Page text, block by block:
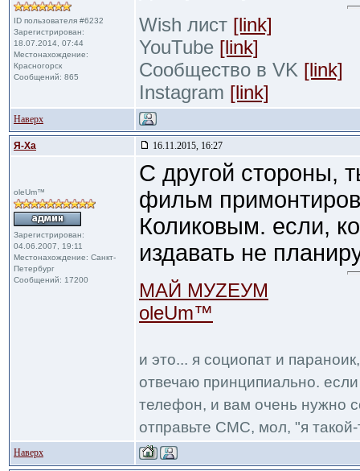
ID пользователя #6232
Зарегистрирован:
18.07.2014, 07:44
Местонахождение:
Красногорск
Сообщений: 865
Wish лист [link]
YouTube [link]
Сообщество в VK [link]
Instagram [link]
Наверх
Я-Ха 16.11.2015, 16:27
oleUm™
Зарегистрирован:
04.06.2007, 19:11
Местонахождение: Санкт-
Петербург
Сообщений: 17200
С другой стороны,
фильм
Коликовым. если,
издавать не
МАЙ МУZЕУМ
oleUm™
и это... я социопат и
отвечаю принципиально.
телефон, и вам очень нужно
отправьте СМС, мол, "я такой-
Наверх